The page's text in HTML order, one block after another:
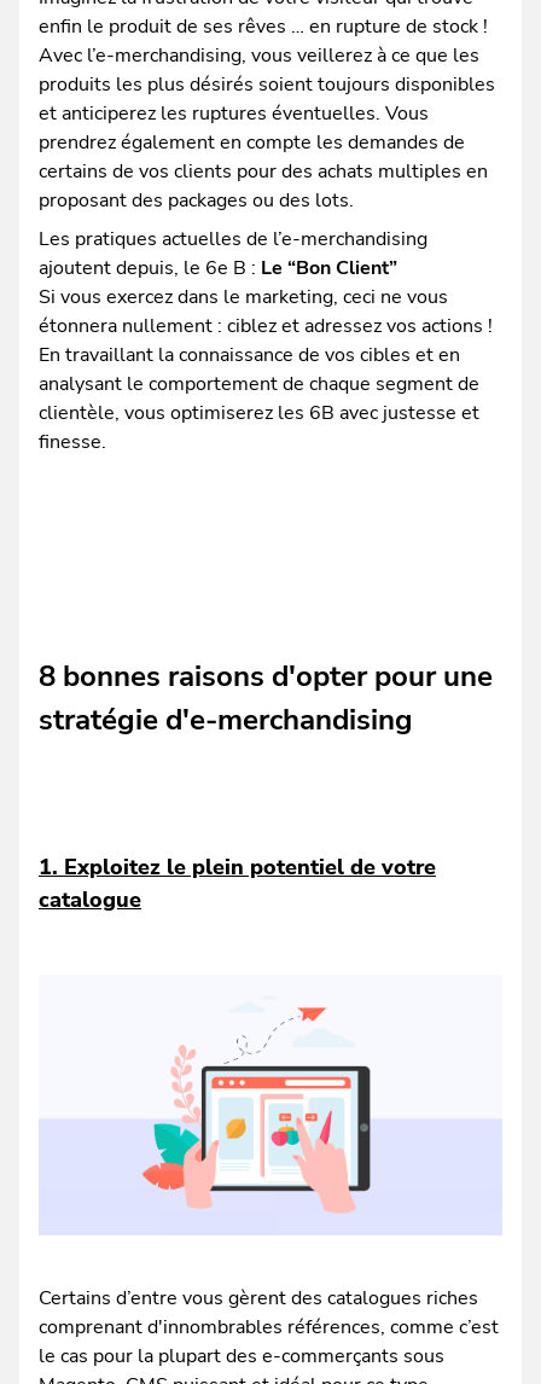
enfin le produit de ses rêves … en rupture de stock !
Avec l’e-merchandising, vous veillerez à ce que les
produits les plus désirés soient toujours disponibles
et anticiperez les ruptures éventuelles. Vous
prendrez également en compte les demandes de
certains de vos clients pour des achats multiples en
proposant des packages ou des lots.
Les pratiques actuelles de l’e-merchandising
ajoutent depuis, le 6e B : Le “Bon Client”
Si vous exercez dans le marketing, ceci ne vous
étonnera nullement : ciblez et adressez vos actions !
En travaillant la connaissance de vos cibles et en
analysant le comportement de chaque segment de
clientèle, vous optimiserez les 6B avec justesse et
finesse.
8 bonnes raisons d'opter pour une
stratégie d'e-merchandising
1. Exploitez le plein potentiel de votre
catalogue
Certains d’entre vous gèrent des catalogues riches
comprenant d'innombrables références, comme c’est
le cas pour la plupart des e-commerçants sous